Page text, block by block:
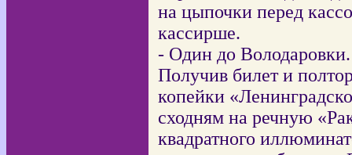
на цыпочки перед
кассирше.
- Один до Володаровки.
Получив билет и
копейки
сходням на речную
квадратного